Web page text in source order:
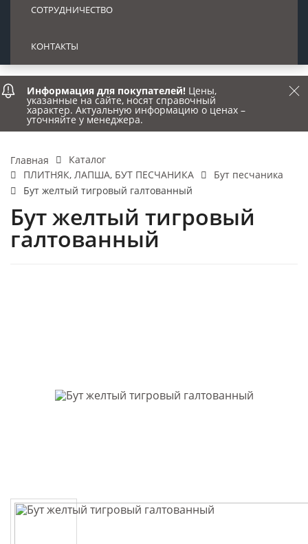
СОТРУДНИЧЕСТВО
КОНТАКТЫ
Информация для покупателей! Цены,
указанные на сайте, носят справочный
характер. Актуальную информацию о ценах –
уточняйте у менеджера.
Главная
Каталог
ПЛИТНЯК, ЛАПША, БУТ ПЕСЧАНИКА
Бут песчаника
Бут желтый тигровый галтованный
Бут желтый тигровый
галтованный